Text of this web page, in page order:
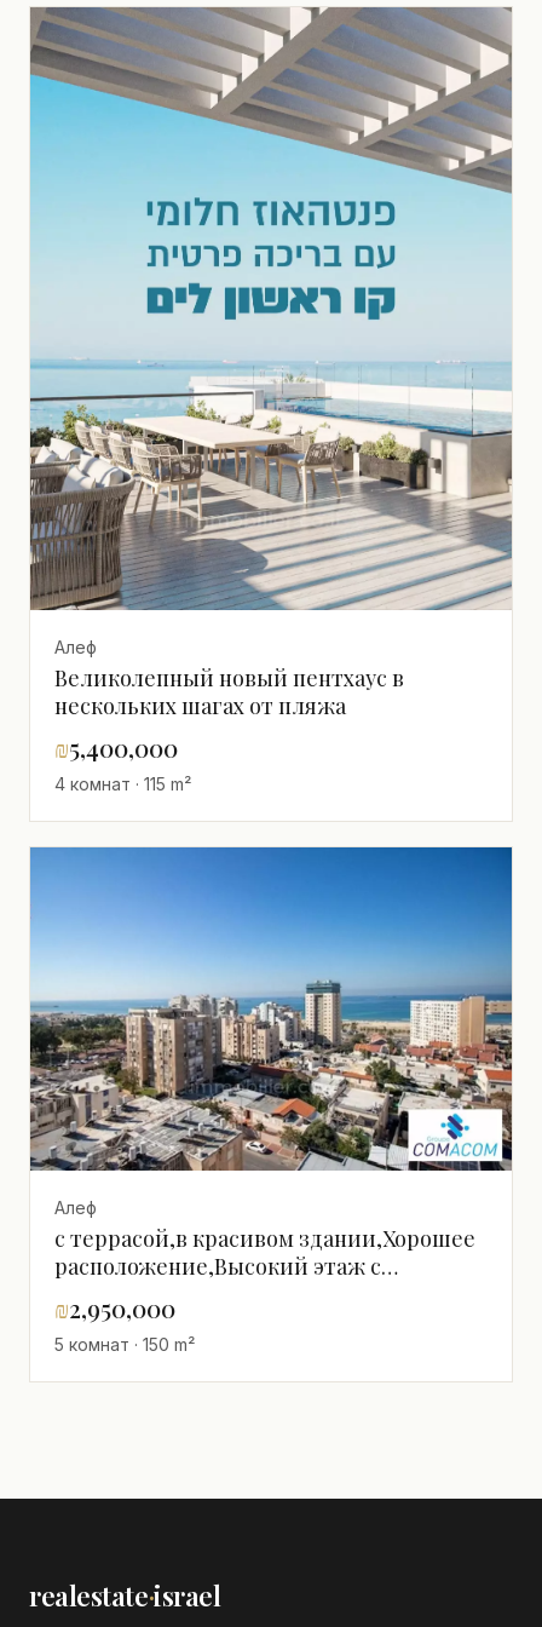
место,Высокий этаж с видом,Премиум-
класс,в отличном состоянии,Рядом с
морем,Эксклюзивный проект,Вид на
Алеф
Великолепный новый пентхаус в
нескольких шагах от пляжа
₪5,400,000
4 комнат · 115 m²
Алеф
с террасой,в красивом здании,Хорошее
расположение,Высокий этаж с
море,новостройка,просторный,Прекрасный
₪2,950,000
5 комнат · 150 m²
realestate·israel